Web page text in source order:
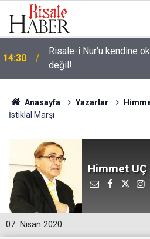
14:30
Risale-i Nur'u kendine
değil!
Anasayfa Yazarlar
İstiklal Marşı
Himmet UÇ
07 Nisan 2020